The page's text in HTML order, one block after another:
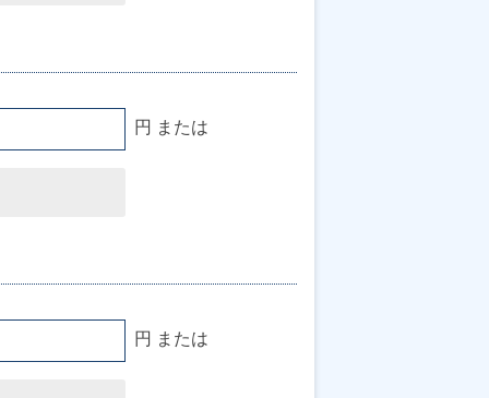
円 または
円 または